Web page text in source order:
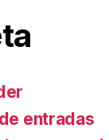
entradas